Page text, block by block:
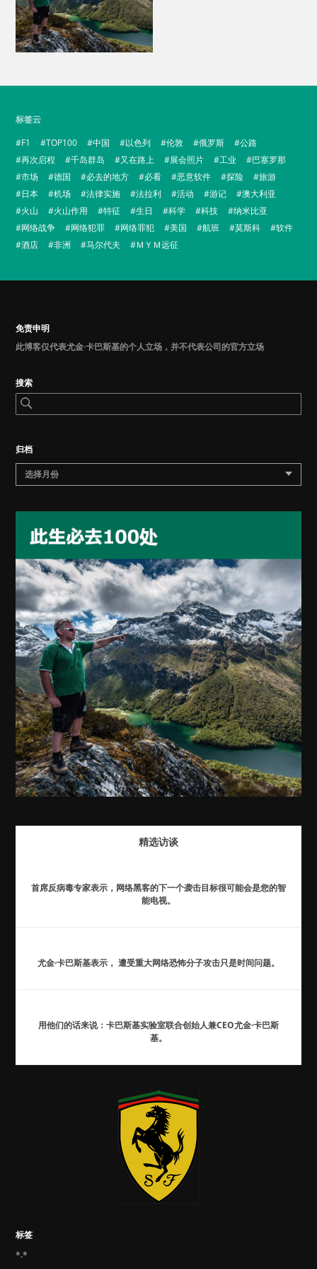
标签云
F1
TOP100 中国 以色列 伦敦 俄罗斯
公路
再次启程
千岛群岛 又在路上 展会照片 工业
巴塞罗那
市场
德国 必去的地方 必看 恶意软件 探险
旅游
日本
机场 法律实施 法拉利 活动 游记
澳大利亚
火山
火山作用 特征 生日 科学 科技
纳米比亚
网络战争
网络犯罪 网络罪犯 美国 航班 莫斯科
软件
酒店
非洲 马尔代夫 ＭＹＭ远征
免责申明
此博客仅代表尤金·卡巴斯基的个人立场，并不代表公司的官方立场
搜索
归档
选择月份
精选访谈
首席反病毒专家表示，网络黑客的下一个袭击目标很可能会是您的智
能电视。
尤金·卡巴斯基表示， 遭受重大网络恐怖分子攻击只是时间问题。
用他们的话来说：卡巴斯基实验室联合创始人兼CEO尤金·卡巴斯
基。
标签
*.*